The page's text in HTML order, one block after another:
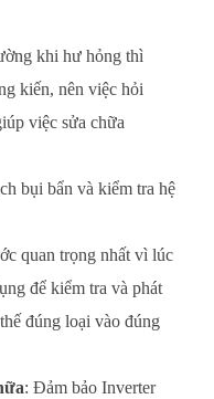
khi hư hỏng thì
kiến, nên việc hỏi
việc sửa chữa
bụi bẩn và kiểm tra hệ
quan trọng nhất vì lúc
để kiểm tra và phát
đúng loại vào đúng
: Đảm bảo Inverter